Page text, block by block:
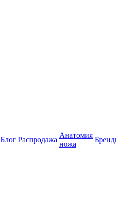
Блог Распродажа
Анатомия
ножа